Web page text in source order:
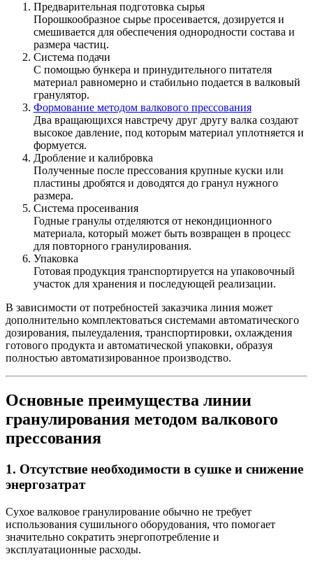
Предварительная подготовка сырья
Порошкообразное сырье просеивается, дозируется и
смешивается для обеспечения однородности состава и
размера частиц.
Система подачи
С помощью бункера и принудительного питателя
материал равномерно и стабильно подается в валковый
гранулятор.
Формование методом валкового прессования
Два вращающихся навстречу друг другу валка создают
высокое давление, под которым материал уплотняется и
формуется.
Дробление и калибровка
Полученные после прессования крупные куски или
пластины дробятся и доводятся до гранул нужного
размера.
Система просеивания
Годные гранулы отделяются от некондиционного
материала, который может быть возвращен в процесс
для повторного гранулирования.
Упаковка
Готовая продукция транспортируется на упаковочный
участок для хранения и последующей реализации.
В зависимости от потребностей заказчика линия может
дополнительно комплектоваться системами автоматического
дозирования, пылеудаления, транспортировки, охлаждения
готового продукта и автоматической упаковки, образуя
полностью автоматизированное производство.
Основные преимущества линии
гранулирования методом валкового
прессования
1. Отсутствие необходимости в сушке и снижение
энергозатрат
Сухое валковое гранулирование обычно не требует
использования сушильного оборудования, что помогает
значительно сократить энергопотребление и
эксплуатационные расходы.